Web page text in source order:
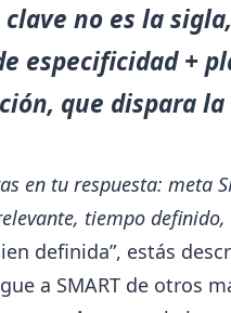
no es la
especificidad +
que dispara
en tu respuesta: meta
tiempo
definida”, estás
a SMART de otros